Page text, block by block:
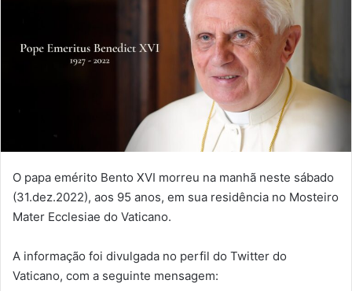
O papa emérito Bento XVI morreu na manhã neste sábado
(31.dez.2022), aos 95 anos, em sua residência no Mosteiro
Mater Ecclesiae do Vaticano.
A informação foi divulgada no perfil do Twitter do
Vaticano, com a seguinte mensagem: